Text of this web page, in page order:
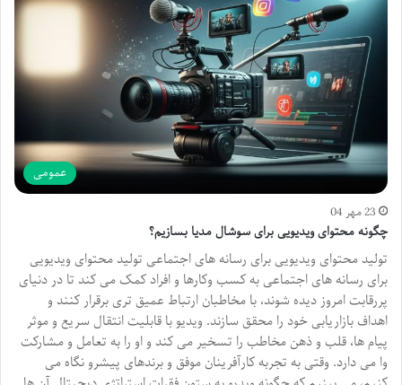
عمومی
23 مهر 04
چگونه محتوای ویدیویی برای سوشال مدیا بسازیم؟
تولید محتوای ویدیویی برای رسانه های اجتماعی تولید محتوای ویدیویی
برای رسانه های اجتماعی به کسب وکارها و افراد کمک می کند تا در دنیای
پررقابت امروز دیده شوند، با مخاطبان ارتباط عمیق تری برقرار کنند و
اهداف بازاریابی خود را محقق سازند. ویدیو با قابلیت انتقال سریع و موثر
پیام ها، قلب و ذهن مخاطب را تسخیر می کند و او را به تعامل و مشارکت
وا می دارد. وقتی به تجربه کارآفرینان موفق و برندهای پیشرو نگاه می